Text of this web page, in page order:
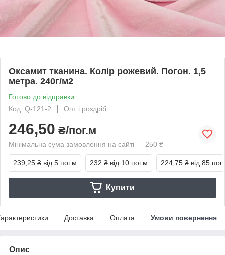
Оксамит тканина. Колір рожевий. Погон. 1,5
метра. 240г/м2
Готово до відправки
Код: Q-121-2
Опт і роздріб
246,50 ₴/пог.м
Мінімальна сума замовлення на сайті — 250 ₴
239,25 ₴ від 5 пог.м 232 ₴ від 10 пог.м 224,75 ₴ від 85
Купити
Доставка Оплата Умови повернення
Опис